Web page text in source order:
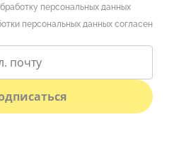
персональных данных
персональных данных согласен